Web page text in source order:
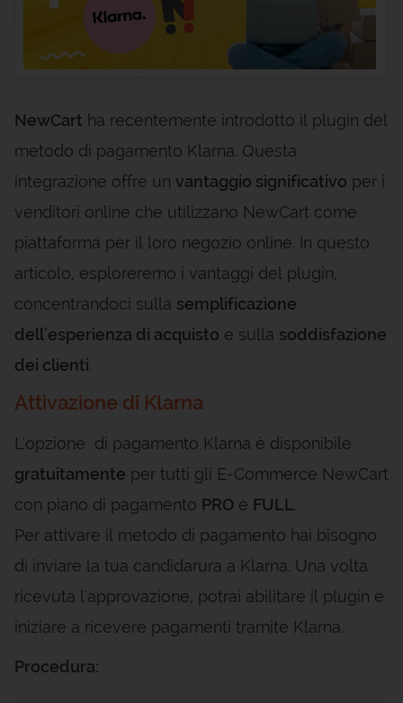
NewCart ha recentemente introdotto il plugin del
metodo di pagamento Klarna. Questa
integrazione offre un vantaggio significativo per i
venditori online che utilizzano NewCart come
piattaforma per il loro negozio online. In questo
articolo, esploreremo i vantaggi del plugin,
concentrandoci sulla semplificazione
dell'esperienza di acquisto e sulla soddisfazione
dei clienti.
Attivazione di Klarna
L'opzione di pagamento Klarna è disponibile
gratuitamente per tutti gli E-Commerce NewCart
con piano di pagamento PRO e FULL.
Per attivare il metodo di pagamento hai bisogno
di inviare la tua candidarura a Klarna. Una volta
ricevuta l'approvazione, potrai abilitare il plugin e
iniziare a ricevere pagamenti tramite Klarna.
Procedura: